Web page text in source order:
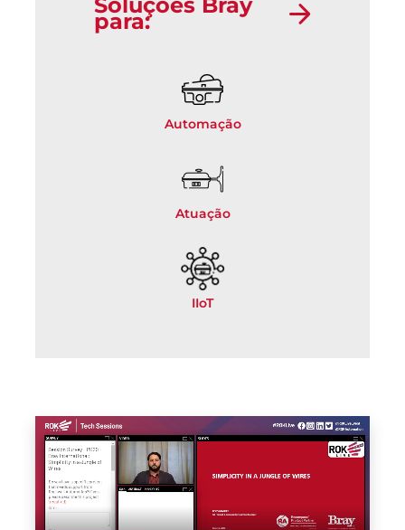
para:
Automação
Atuação
IIoT